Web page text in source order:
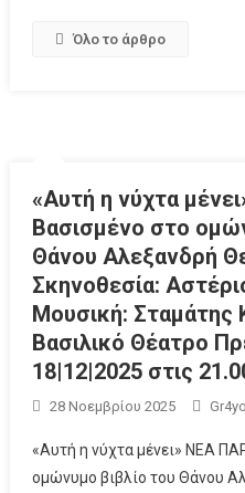
Όλο το άρθρο
«Αυτή η νύχτα
Bασισμένο στο
Θάνου Αλεξανδρή
Σκηνοθεσία:
Μουσική: Σταμάτης
Βασιλικό Θέατρο
18|12|2025 στις
28 Νοεμβρίου 2025
«Αυτή η νύχτα μένει» ΝΕΑ
ομώνυμο βιβλίο του Θάνου